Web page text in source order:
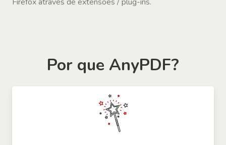
Por que AnyPDF?